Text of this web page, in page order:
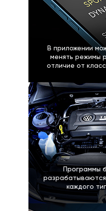
В приложении
менять режимы
отличие от
Программы
каждого